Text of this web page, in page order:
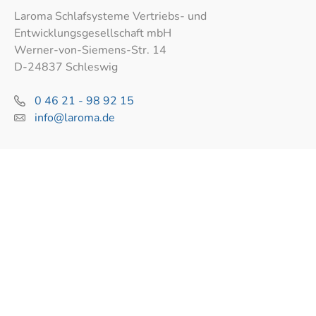
Laroma Schlafsysteme Vertriebs- und
Entwicklungsgesellschaft mbH
Werner-von-Siemens-Str. 14
D-24837 Schleswig
0 46 21 - 98 92 15
info@laroma.de